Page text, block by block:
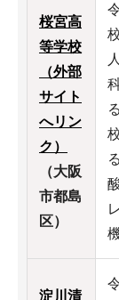
桜宮高
等学校
（外部
サイト
へリン
ク）
（大阪
市都島
区）
淀川清